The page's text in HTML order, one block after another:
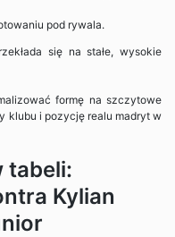
pod rywala.
się na stałe, wysokie
formę na szczytowe
klubu i pozycję realu madryt w
tabeli:
Kylian